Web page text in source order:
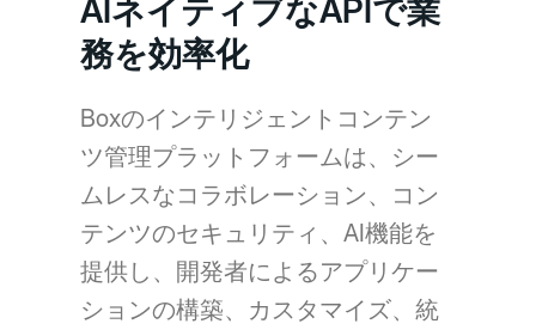
AIネイティブなAPIで業
務を効率化
Boxのインテリジェントコンテン
ツ管理プラットフォームは、シー
ムレスなコラボレーション、コン
テンツのセキュリティ、AI機能を
提供し、開発者によるアプリケー
ションの構築、カスタマイズ、統